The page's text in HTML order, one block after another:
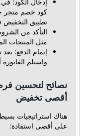
إدخال الكود:
تطبيق التخفيض
التأكد من
مثل المنتجات
إتمام الدفع:
واستلم الفاتورة
نصائح لتحسين
أقصى تخفيض
هناك استراتيجيات
على أقصى استفادة: